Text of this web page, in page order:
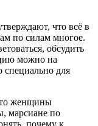
что всё в
по силам многое.
обсудить
можно на
специально для
женщины
марсиане по